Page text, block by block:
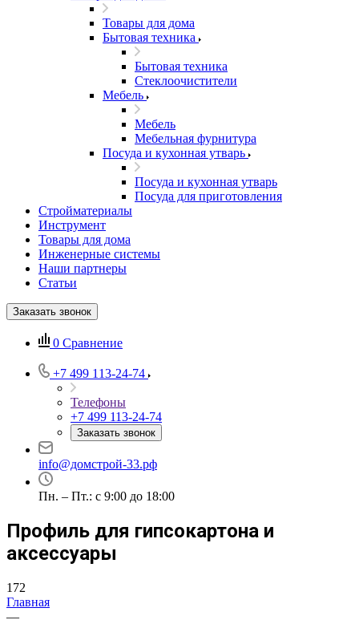
Товары для дома
Бытовая техника
Бытовая техника
Стеклоочистители
Мебель
Мебель
Мебельная фурнитура
Посуда и кухонная утварь
Посуда и кухонная утварь
Посуда для приготовления
Стройматериалы
Инструмент
Товары для дома
Инженерные системы
Наши партнеры
Статьи
Заказать звонок
0 Сравнение
+7 499 113-24-74
Телефоны
+7 499 113-24-74
Заказать звонок
info@домстрой-33.рф
Пн. – Пт.: с 9:00 до 18:00
Профиль для гипсокартона и
аксессуары
172
Главная
—